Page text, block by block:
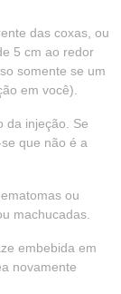
das coxas, ou
5 cm ao redor
somente se um
em você).
da injeção. Se
que não é a
ou
machucadas.
embebida em
novamente